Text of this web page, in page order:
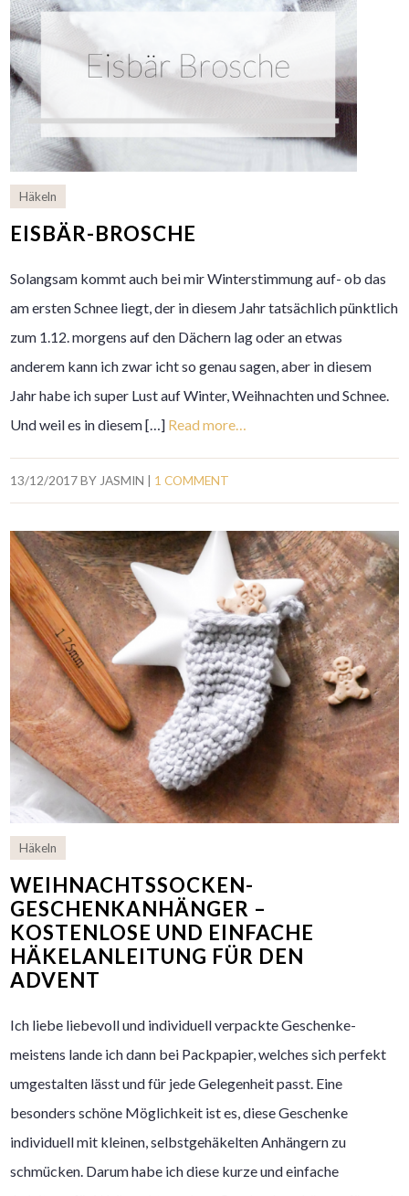
Häkeln
EISBÄR-BROSCHE
Solangsam kommt auch bei mir Winterstimmung auf- ob das
am ersten Schnee liegt, der in diesem Jahr tatsächlich pünktlich
zum 1.12. morgens auf den Dächern lag oder an etwas
anderem kann ich zwar icht so genau sagen, aber in diesem
Jahr habe ich super Lust auf Winter, Weihnachten und Schnee.
Und weil es in diesem […] Read more…
13/12/2017BYJASMIN 1 COMMENT
Häkeln
WEIHNACHTSSOCKEN-
GESCHENKANHÄNGER –
KOSTENLOSE UND EINFACHE
HÄKELANLEITUNG FÜR DEN
ADVENT
Ich liebe liebevoll und individuell verpackte Geschenke-
meistens lande ich dann bei Packpapier, welches sich perfekt
umgestalten lässt und für jede Gelegenheit passt. Eine
besonders schöne Möglichkeit ist es, diese Geschenke
individuell mit kleinen, selbstgehäkelten Anhängern zu
schmücken. Darum habe ich diese kurze und einfache